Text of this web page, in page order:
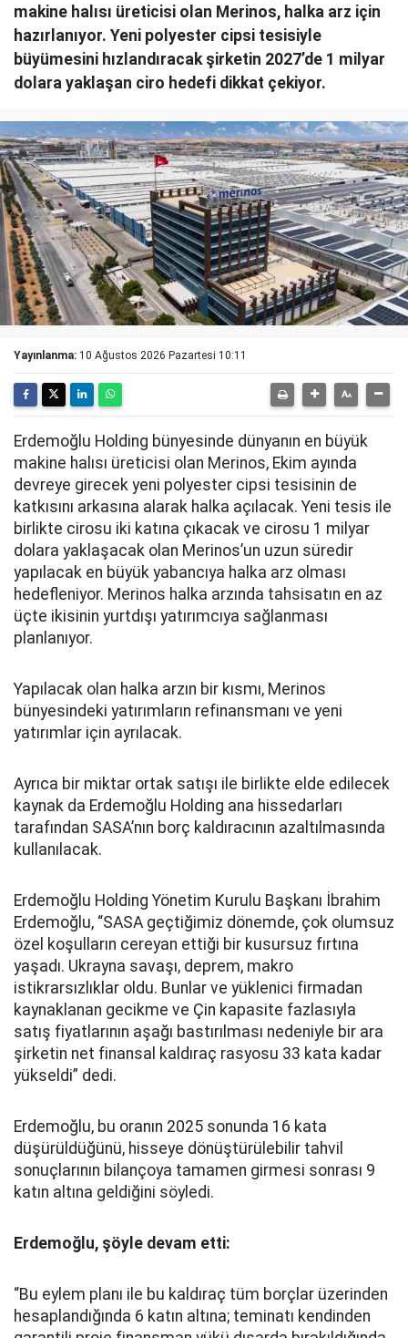
makine halısı üreticisi olan Merinos, halka arz için
hazırlanıyor. Yeni polyester cipsi tesisiyle
büyümesini hızlandıracak şirketin 2027’de 1 milyar
dolara yaklaşan ciro hedefi dikkat çekiyor.
Yayınlanma: 10 Ağustos 2026 Pazartesi 10:11
Erdemoğlu Holding bünyesinde dünyanın en büyük
makine halısı üreticisi olan Merinos, Ekim ayında
devreye girecek yeni polyester cipsi tesisinin de
katkısını arkasına alarak halka açılacak. Yeni tesis ile
birlikte cirosu iki katına çıkacak ve cirosu 1 milyar
dolara yaklaşacak olan Merinos’un uzun süredir
yapılacak en büyük yabancıya halka arz olması
hedefleniyor. Merinos halka arzında tahsisatın en az
üçte ikisinin yurtdışı yatırımcıya sağlanması
planlanıyor.
Yapılacak olan halka arzın bir kısmı, Merinos
bünyesindeki yatırımların refinansmanı ve yeni
yatırımlar için ayrılacak.
Ayrıca bir miktar ortak satışı ile birlikte elde edilecek
kaynak da Erdemoğlu Holding ana hissedarları
tarafından SASA’nın borç kaldıracının azaltılmasında
kullanılacak.
Erdemoğlu Holding Yönetim Kurulu Başkanı İbrahim
Erdemoğlu, “SASA geçtiğimiz dönemde, çok olumsuz
özel koşulların cereyan ettiği bir kusursuz fırtına
yaşadı. Ukrayna savaşı, deprem, makro
istikrarsızlıklar oldu. Bunlar ve yüklenici firmadan
kaynaklanan gecikme ve Çin kapasite fazlasıyla
satış fiyatlarının aşağı bastırılması nedeniyle bir ara
şirketin net finansal kaldıraç rasyosu 33 kata kadar
yükseldi” dedi.
Erdemoğlu, bu oranın 2025 sonunda 16 kata
düşürüldüğünü, hisseye dönüştürülebilir tahvil
sonuçlarının bilançoya tamamen girmesi sonrası 9
katın altına geldiğini söyledi.
Erdemoğlu, şöyle devam etti:
“Bu eylem planı ile bu kaldıraç tüm borçlar üzerinden
hesaplandığında 6 katın altına; teminatı kendinden